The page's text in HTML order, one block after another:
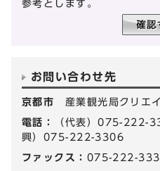
参考とします。
お問い合わせ先
京都市 産業観光局クリエ
電話：
（代表）075-222-
興）075-222-3306
ファックス： 075-222-